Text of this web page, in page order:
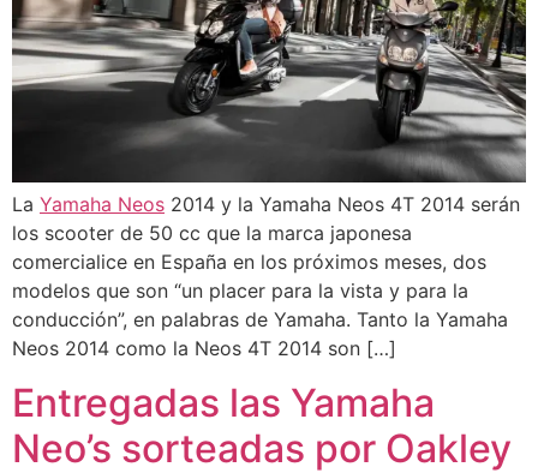
La Yamaha Neos 2014 y la Yamaha Neos 4T 2014 serán
los scooter de 50 cc que la marca japonesa
comercialice en España en los próximos meses, dos
modelos que son “un placer para la vista y para la
conducción”, en palabras de Yamaha. Tanto la Yamaha
Neos 2014 como la Neos 4T 2014 son […]
Entregadas las Yamaha
Neo’s sorteadas por Oakley